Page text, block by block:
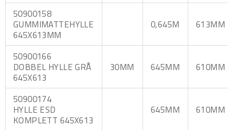
50900158
GUMMIMATTEHYLLE
645X613MM
0,645M 613MM
50900166
DOBBEL HYLLE GRÅ
645X613
30MM 645MM 610MM
50900174
HYLLE ESD
KOMPLETT 645X613
645MM 610MM